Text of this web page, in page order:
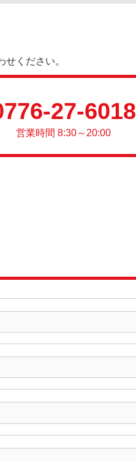
ください。
27-6018
営業時間 8:30～20:00